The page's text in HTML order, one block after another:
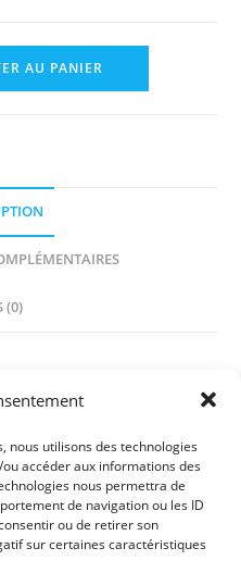
nous utilisons des technologies
accéder aux informations des
nous permettra de
de navigation ou les ID
ou de retirer son
sur certaines caractéristiques
AU PANIER
(0)
des vieux livres, et près
plus, quelques
le temps, d’autres
ami lecteur, prendre
au soleil de France, et